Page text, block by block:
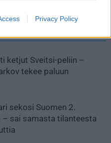
Privacy Policy
ketjut Sveitsi-peliin –
tekee paluun
sekosi Suomen 2.
– sai samasta tilanteesta